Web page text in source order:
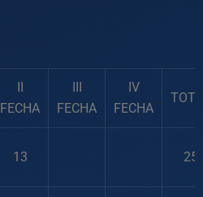
II
FECHA
III
FECHA
IV
FECHA
13 25